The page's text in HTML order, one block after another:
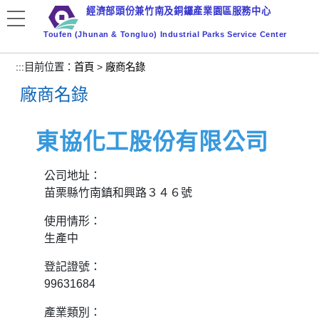
到
要
內
容
塊
經濟部頭份兼竹南及銅鑼產業園區服務中心
Toufen (Jhunan & Tongluo) Industrial Parks Service Center
::: 目前位置：首頁 > 廠商名錄
廠商名錄
東協化工股份有限公司
公司地址：
苗栗縣竹南鎮和興路３４６號
使用情形：
生產中
登記證號：
99631684
產業類別：